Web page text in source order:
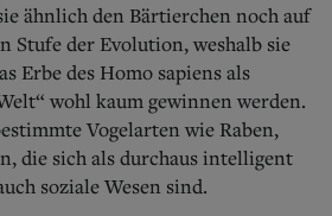
ähnlich den Bärtierchen noch auf
Stufe der Evolution, weshalb sie
Erbe des Homo sapiens als
wohl kaum gewinnen werden.
Vogelarten wie Raben,
die sich als durchaus intelligent
soziale Wesen sind.